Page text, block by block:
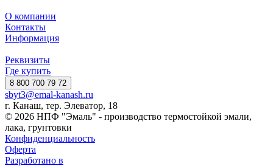
О компании
Контакты
Информация
Реквизиты
Где купить
8 800 700 79 72
sbyt3@emal-kanash.ru
г. Канаш, тер. Элеватор, 18
© 2026 НПФ "Эмаль" - производство термостойкой эмали,
лака, грунтовки
Конфиденциальность
Оферта
Разработано в